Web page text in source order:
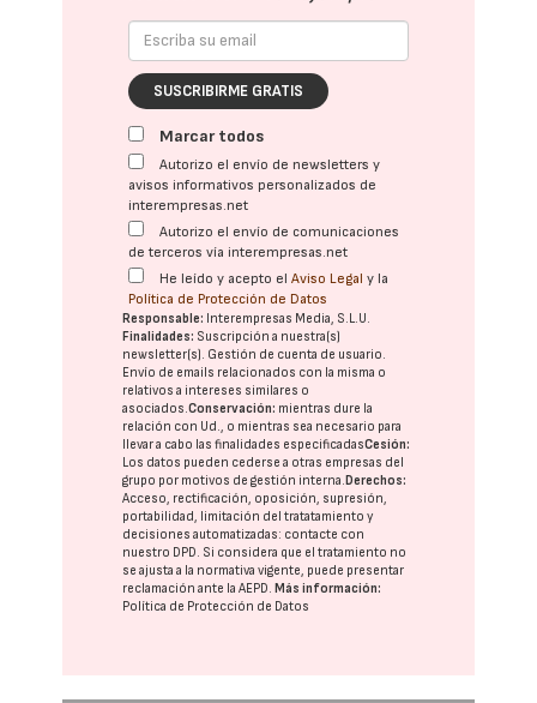
SUSCRIBIRME GRATIS
Marcar todos
Autorizo el envío de newsletters y
avisos informativos personalizados de
interempresas.net
Autorizo el envío de comunicaciones
de terceros vía interempresas.net
He leído y acepto elAviso Legal y la
Política de Protección de Datos
Responsable: Interempresas Media, S.L.U.
Finalidades: Suscripción a nuestra(s)
newsletter(s). Gestión de cuenta de usuario.
Envío de emails relacionados con la misma o
relativos a intereses similares o
asociados.Conservación: mientras dure la
relación con Ud., o mientras sea necesario para
llevar a cabo las finalidades especificadasCesión:
Los datos pueden cederse a otras empresas del
grupo por motivos de gestión interna.Derechos:
Acceso, rectificación, oposición, supresión,
portabilidad, limitación del tratatamiento y
decisiones automatizadas: contacte con
nuestro DPD. Si considera que el tratamiento no
se ajusta a la normativa vigente, puede presentar
reclamación ante laAEPD.Más información:
Política de Protección de Datos